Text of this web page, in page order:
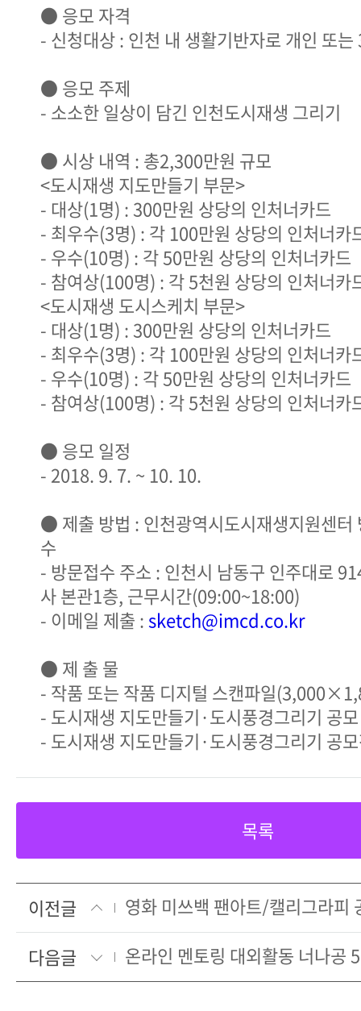
● 응모 자격
- 신청대상 : 인천 내 생활기반자로 개인 또는
● 응모 주제
- 소소한 일상이 담긴 인천도시재생 그리기
● 시상 내역 : 총2,300만원 규모
<도시재생 지도만들기 부문>
- 대상(1명) : 300만원 상당의 인처너카드
- 최우수(3명) : 각 100만원 상당의 인처너카
- 우수(10명) : 각 50만원 상당의 인처너카드
- 참여상(100명) : 각 5천원 상당의 인처너카
<도시재생 도시스케치 부문>
- 대상(1명) : 300만원 상당의 인처너카드
- 최우수(3명) : 각 100만원 상당의 인처너카
- 우수(10명) : 각 50만원 상당의 인처너카드
- 참여상(100명) : 각 5천원 상당의 인처너카
● 응모 일정
- 2018. 9. 7. ~ 10. 10.
● 제출 방법 : 인천광역시도시재생지원센터
수
- 방문접수 주소 : 인천시 남동구 인주대로
사 본관1층, 근무시간(09:00~18:00)
- 이메일 제출 :sketch@imcd.co.kr
● 제 출 물
- 작품 또는 작품 디지털 스캔파일
- 도시재생 지도만들기·도시풍경그리기 공
- 도시재생 지도만들기·도시풍경그리기 공
목록
이전글
영화 미쓰백 팬아트/캘리그라피
다음글
온라인 멘토링 대외활동 너나공